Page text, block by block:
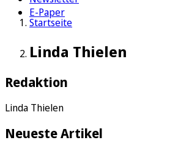
E-Paper
Startseite
Linda Thielen
Redaktion
Linda Thielen
Neueste Artikel